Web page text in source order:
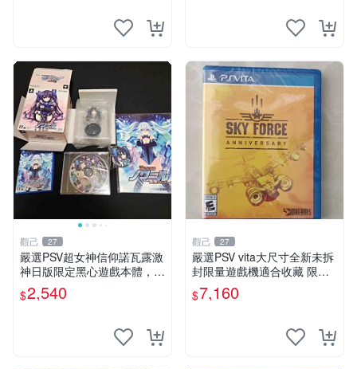
觀己 27
嚴選PSV超女神信仰諾瓦露激
神日版限定黑心遊戲本體，附
首發特典 信仰女神、PSV、
諾瓦露
$2,540
觀己 27
嚴選PSV vita大尺寸全新未拆
封限量遊戲機適合收藏 限量
PSVita 大尺寸 新機 獲得者專
屬收藏版
$7,160